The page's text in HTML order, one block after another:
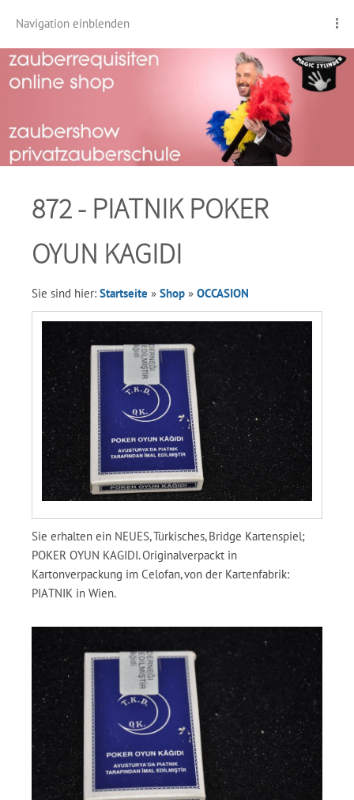
Navigation einblenden
872 - PIATNIK POKER
OYUN KAGIDI
Sie sind hier: Startseite » Shop » OCCASION
Sie erhalten ein NEUES, Türkisches, Bridge Kartenspiel;
POKER OYUN KAGIDI. Originalverpackt in
Kartonverpackung im Celofan, von der Kartenfabrik:
PIATNIK in Wien.